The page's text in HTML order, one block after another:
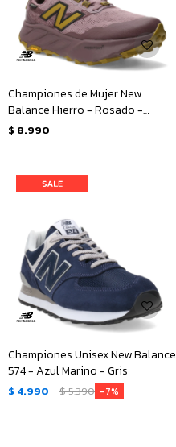
Championes de Mujer New
Balance Hierro - Rosado -
Amarillo Mostaza
$ 8.990
Championes Unisex New Balance
574 - Azul Marino - Gris
$ 4.990 $5.390 7